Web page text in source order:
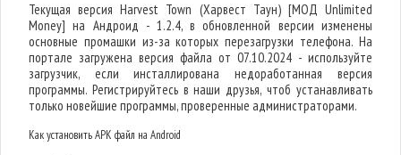
Текущая версия Harvest Town (Харвест Таун) [МОД Unlimited
Money] на Андроид - 1.2.4, в обновленной версии изменены
основные промашки из-за которых перезагрузки телефона. На
портале загружена версия файла от 07.10.2024 - используйте
загрузчик, если инсталлирована недоработанная версия
программы. Регистрируйтесь в наши друзья, чтоб устанавливать
только новейшие программы, проверенные администраторами.
Как установить APK файл на Android